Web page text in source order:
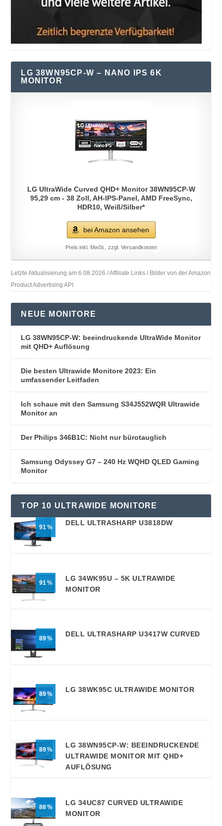
LG 38WN95CP-W – NANO IPS 6K
MONITOR
LG UltraWide Curved QHD+ Monitor 38WN95CP-W
95,29 cm - 38 Zoll, AH-IPS-Panel, AMD FreeSync,
HDR10, Weiß/Silber*
bei Amazon ansehen
Preis inkl. MwSt., zzgl. Versandkosten
Letzte Aktualisierung am 6.08.2026 / Affiliate Links / Bilder von der Amazon
Product Advertising API
NEUE MONITORE
LG 38WN95CP-W: beeindruckende UltraWide Monitor
mit QHD+ Auflösung
Die besten Ultrawide Monitore 2023: Ein
umfassender Leitfaden
Ich schaue mit den Samsung S34J552WQR Ultrawide
Monitor an
Der Philips 346B1C: Nicht nur bürotauglich
Samsung Odyssey G7 – 240 Hz WQHD QLED Gaming
Monitor
TOP 10 ULTRAWIDE MONITORE
91
DELL ULTRASHARP U3818DW
91
LG 34WK95U – 5K ULTRAWIDE
MONITOR
89
DELL ULTRASHARP U3417W CURVED
89
LG 38WK95C ULTRAWIDE MONITOR
89
LG 38WN95CP-W: BEEINDRUCKENDE
ULTRAWIDE MONITOR MIT QHD+
AUFLÖSUNG
88
LG 34UC87 CURVED ULTRAWIDE
MONITOR